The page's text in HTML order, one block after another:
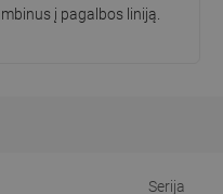
į pagalbos liniją.
Serija